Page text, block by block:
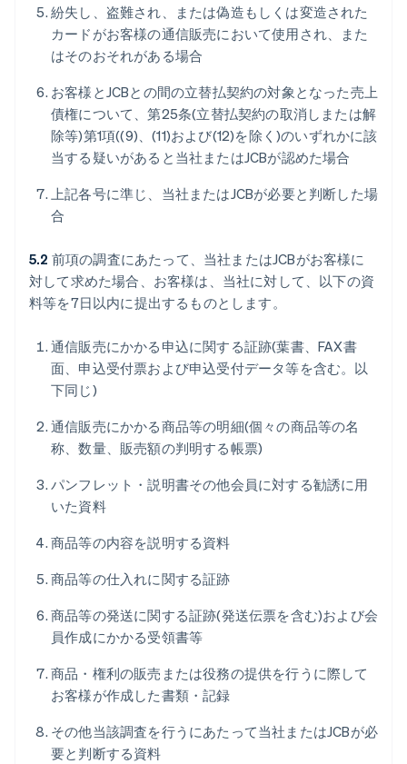
紛失し、盗難され、または偽造もしくは変造された
カードがお客様の通信販売において使用され、また
はそのおそれがある場合
お客様とJCBとの間の立替払契約の対象となった売上
債権について、第25条(立替払契約の取消しまたは解
除等)第1項((9)、(11)および(12)を除く)のいずれかに該
当する疑いがあると当社またはJCBが認めた場合
上記各号に準じ、当社またはJCBが必要と判断した場
合
5.2 前項の調査にあたって、当社またはJCBがお客様に
対して求めた場合、お客様は、当社に対して、以下の資
料等を7日以内に提出するものとします。
通信販売にかかる申込に関する証跡(葉書、FAX書
面、申込受付票および申込受付データ等を含む。以
下同じ)
通信販売にかかる商品等の明細(個々の商品等の名
称、数量、販売額の判明する帳票)
パンフレット・説明書その他会員に対する勧誘に用
いた資料
商品等の内容を説明する資料
商品等の仕入れに関する証跡
商品等の発送に関する証跡(発送伝票を含む)および会
員作成にかかる受領書等
商品・権利の販売または役務の提供を行うに際して
お客様が作成した書類・記録
その他当該調査を行うにあたって当社またはJCBが必
要と判断する資料